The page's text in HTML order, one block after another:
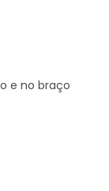
e no braço